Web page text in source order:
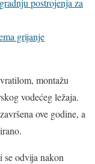
grijanje
montažu
vodećeg ležaja.
ove godine, a
odvija nakon